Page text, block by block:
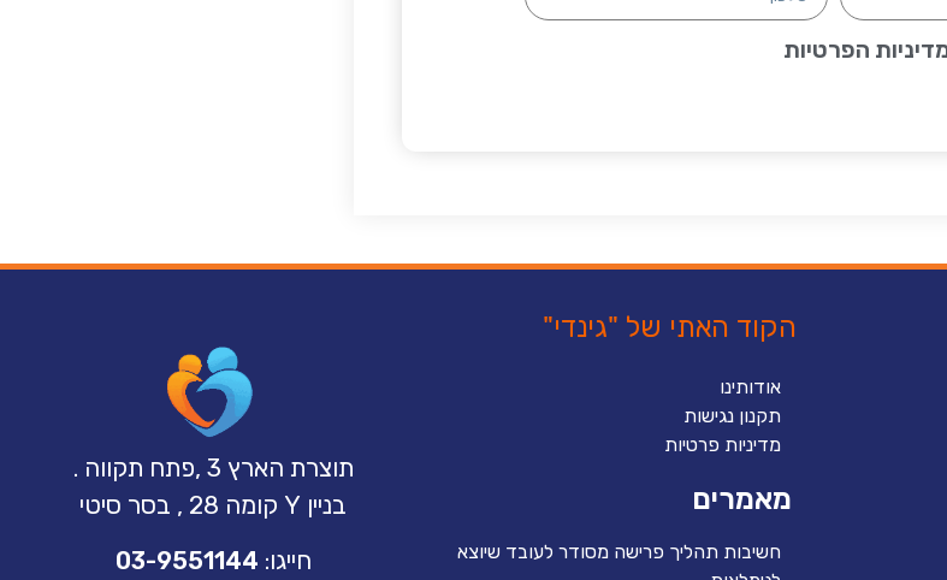
הפרטיות
הקוד האתי של "גינדי"
אודותינו
תקנון נגישות
מדיניות פרטיות
מאמרים
חשיבות תהליך פרישה מסודר לעובד שיוצא
תוצרת הארץ 3 ,פתח תקווה .
בניין Y קומה 28 , בסר סיטי
חייגו: 03-9551144